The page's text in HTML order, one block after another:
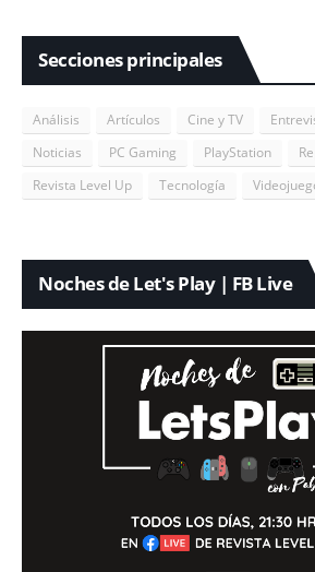
Secciones principales
Análisis Artículos Cine y TV
Noticias
PC Gaming PlayStation
Revista Level Up
Tecnología
Noches de Let's Play | FB Live